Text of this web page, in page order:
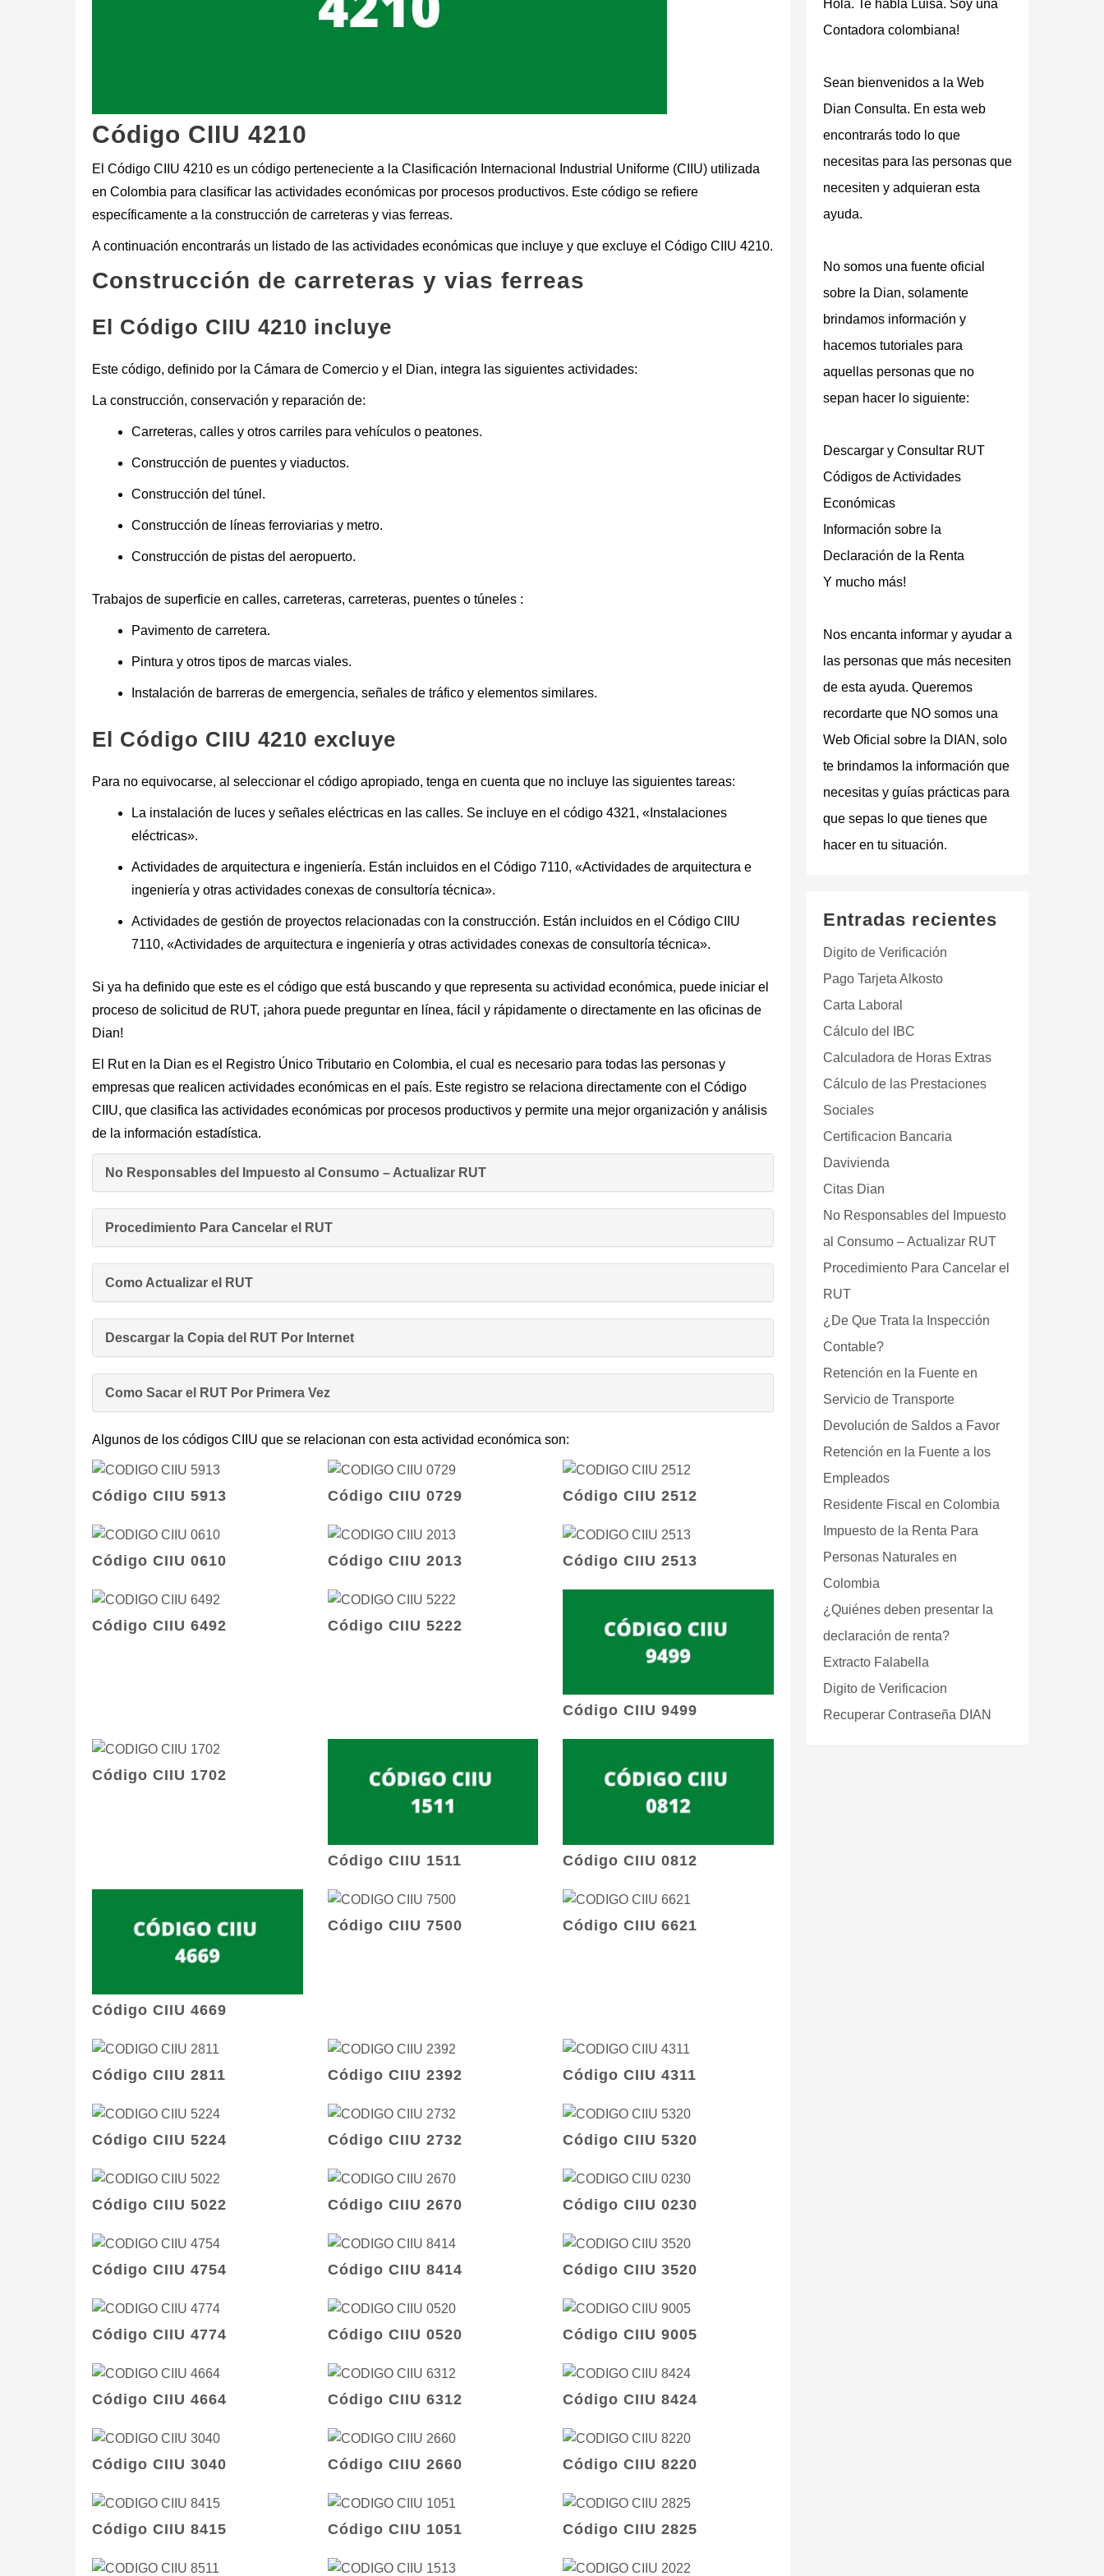
Código CIIU 4210
El Código CIIU 4210 es un código perteneciente a la Clasificación Internacional Industrial Uniforme (CIIU) utilizada
en Colombia para clasificar las actividades económicas por procesos productivos. Este código se refiere
específicamente a la construcción de carreteras y vias ferreas.
A continuación encontrarás un listado de las actividades económicas que incluye y que excluye el Código CIIU 4210.
Construcción de carreteras y vias ferreas
El Código CIIU 4210 incluye
Este código, definido por la Cámara de Comercio y el Dian, integra las siguientes actividades:
La construcción, conservación y reparación de:
Carreteras, calles y otros carriles para vehículos o peatones.
Construcción de puentes y viaductos.
Construcción del túnel.
Construcción de líneas ferroviarias y metro.
Construcción de pistas del aeropuerto.
Trabajos de superficie en calles, carreteras, carreteras, puentes o túneles :
Pavimento de carretera.
Pintura y otros tipos de marcas viales.
Instalación de barreras de emergencia, señales de tráfico y elementos similares.
El Código CIIU 4210 excluye
Para no equivocarse, al seleccionar el código apropiado, tenga en cuenta que no incluye las siguientes tareas:
La instalación de luces y señales eléctricas en las calles. Se incluye en el código 4321, «Instalaciones
eléctricas».
Actividades de arquitectura e ingeniería. Están incluidos en el Código 7110, «Actividades de arquitectura e
ingeniería y otras actividades conexas de consultoría técnica».
Actividades de gestión de proyectos relacionadas con la construcción. Están incluidos en el Código CIIU
7110, «Actividades de arquitectura e ingeniería y otras actividades conexas de consultoría técnica».
Si ya ha definido que este es el código que está buscando y que representa su actividad económica, puede iniciar el
proceso de solicitud de RUT, ¡ahora puede preguntar en línea, fácil y rápidamente o directamente en las oficinas de
Dian!
El Rut en la Dian es el Registro Único Tributario en Colombia, el cual es necesario para todas las personas y
empresas que realicen actividades económicas en el país. Este registro se relaciona directamente con el Código
CIIU, que clasifica las actividades económicas por procesos productivos y permite una mejor organización y análisis
de la información estadística.
No Responsables del Impuesto al Consumo – Actualizar RUT
Procedimiento Para Cancelar el RUT
Como Actualizar el RUT
Descargar la Copia del RUT Por Internet
Como Sacar el RUT Por Primera Vez
Algunos de los códigos CIIU que se relacionan con esta actividad económica son:
Código CIIU 5913 Código CIIU 0729 Código CIIU 2512
Código CIIU 0610 Código CIIU 2013 Código CIIU 2513
Código CIIU 6492 Código CIIU 5222
Código CIIU 9499
Código CIIU 1702
Código CIIU 1511 Código CIIU 0812
Código CIIU 4669
Código CIIU 7500 Código CIIU 6621
Código CIIU 2811 Código CIIU 2392 Código CIIU 4311
Código CIIU 5224 Código CIIU 2732 Código CIIU 5320
Código CIIU 5022 Código CIIU 2670 Código CIIU 0230
Código CIIU 4754 Código CIIU 8414 Código CIIU 3520
Código CIIU 4774 Código CIIU 0520 Código CIIU 9005
Código CIIU 4664 Código CIIU 6312 Código CIIU 8424
Código CIIU 3040 Código CIIU 2660 Código CIIU 8220
Código CIIU 8415 Código CIIU 1051 Código CIIU 2825
Hola. Te habla Luisa. Soy una
Contadora colombiana!
Sean bienvenidos a la Web
Dian Consulta. En esta web
encontrarás todo lo que
necesitas para las personas que
necesiten y adquieran esta
ayuda.
No somos una fuente oficial
sobre la Dian, solamente
brindamos información y
hacemos tutoriales para
aquellas personas que no
sepan hacer lo siguiente:
Descargar y Consultar RUT
Códigos de Actividades
Económicas
Información sobre la
Declaración de la Renta
Y mucho más!
Nos encanta informar y ayudar a
las personas que más necesiten
de esta ayuda. Queremos
recordarte que NO somos una
Web Oficial sobre la DIAN , solo
te brindamos la información que
necesitas y guías prácticas para
que sepas lo que tienes que
hacer en tu situación.
Entradas recientes
Digito de Verificación
Pago Tarjeta Alkosto
Carta Laboral
Cálculo del IBC
Calculadora de Horas Extras
Cálculo de las Prestaciones
Sociales
Certificacion Bancaria
Davivienda
Citas Dian
No Responsables del Impuesto
al Consumo – Actualizar RUT
Procedimiento Para Cancelar el
RUT
¿De Que Trata la Inspección
Contable?
Retención en la Fuente en
Servicio de Transporte
Devolución de Saldos a Favor
Retención en la Fuente a los
Empleados
Residente Fiscal en Colombia
Impuesto de la Renta Para
Personas Naturales en
Colombia
¿Quiénes deben presentar la
declaración de renta?
Extracto Falabella
Digito de Verificacion
Recuperar Contraseña DIAN